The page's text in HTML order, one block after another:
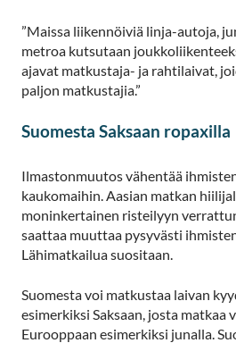
”Maissa liikennöiviä linja-autoja,
metroa kutsutaan
ajavat matkustaja- ja rahtilaivat,
paljon matkustajia.”
Suomesta Saksaan ropaxilla
Ilmastonmuutos vähentää
kaukomaihin. Aasian matkan
moninkertainen risteilyyn
saattaa muuttaa pysyvästi
Lähimatkailua suositaan.
Suomesta voi matkustaa laivan
esimerkiksi Saksaan, josta matkaa
Eurooppaan esimerkiksi junalla.